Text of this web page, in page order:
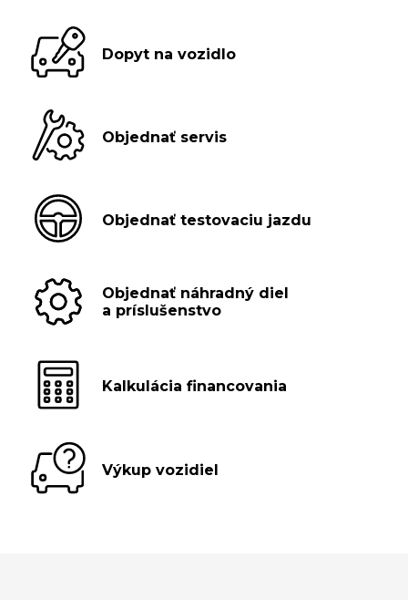
Dopyt na vozidlo
Objednať servis
Objednať testovaciu jazdu
Objednať náhradný diel
a príslušenstvo
Kalkulácia financovania
Výkup vozidiel